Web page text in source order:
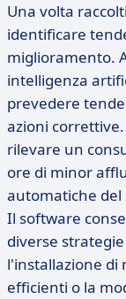
Una volta
identificare
miglioramento.
intelligenza
prevedere
azioni
rilevare un
ore di minor
automatiche del
Il software
diverse
l'installazione
efficienti o la